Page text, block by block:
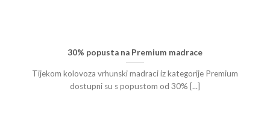
30% popusta na Premium madrace
Tijekom kolovoza vrhunski madraci iz kategorije Premium
dostupni su s popustom od 30% [...]